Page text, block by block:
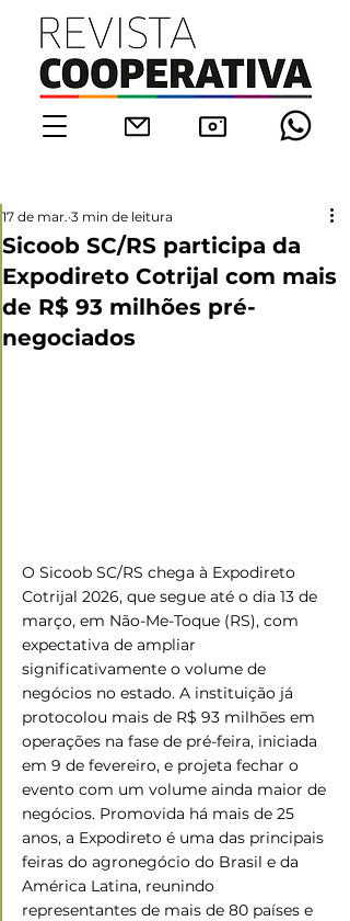
Sicoob SC/RS participa da
Expodireto Cotrijal com mais
de R$ 93 milhões pré-
negociados
17 de mar. 3 min de leitura
O Sicoob SC/RS chega à Expodireto
Cotrijal 2026, que segue até o dia 13 de
março, em Não-Me-Toque (RS), com
expectativa de ampliar
significativamente o volume de
negócios no estado. A instituição já
protocolou mais de R$ 93 milhões em
operações na fase de pré-feira, iniciada
em 9 de fevereiro, e projeta fechar o
evento com um volume ainda maior de
negócios. Promovida há mais de 25
anos, a Expodireto é uma das principais
feiras do agronegócio do Brasil e da
América Latina, reunindo
representantes de mais de 80 países e